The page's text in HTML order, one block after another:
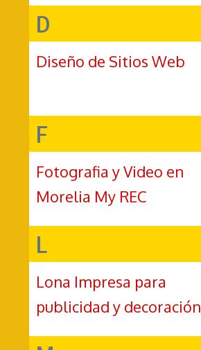
D
Diseño de Sitios Web
F
Fotografia y Video en
Morelia My REC
L
Lona Impresa para
publicidad y decoración